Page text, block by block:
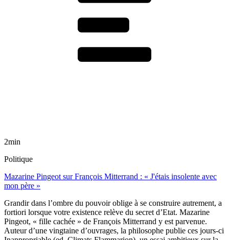
2min
Politique
Mazarine Pingeot sur François Mitterrand : « J'étais insolente avec
mon père »
Grandir dans l’ombre du pouvoir oblige à se construire autrement, a
fortiori lorsque votre existence relève du secret d’Etat. Mazarine
Pingeot, « fille cachée » de François Mitterrand y est parvenue.
Auteur d’une vingtaine d’ouvrages, la philosophe publie ces jours-ci